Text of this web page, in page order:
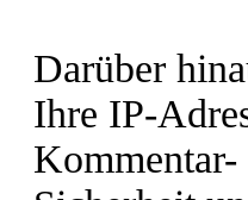
Darüber
Ihre IP-